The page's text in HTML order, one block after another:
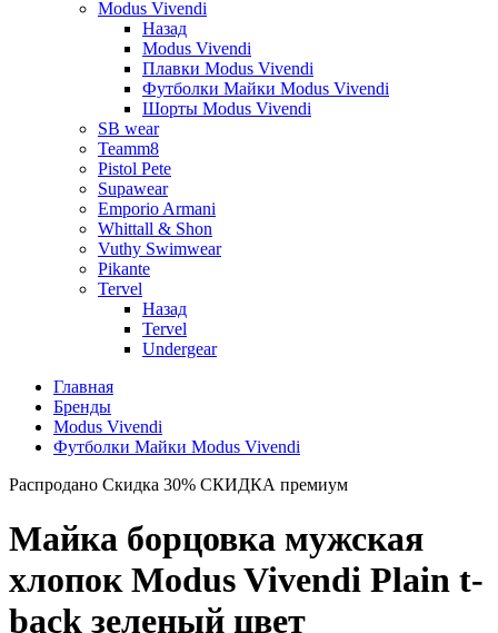
Modus Vivendi
Назад
Modus Vivendi
Плавки Modus Vivendi
Футболки Майки Modus Vivendi
Шорты Modus Vivendi
SB wear
Teamm8
Pistol Pete
Supawear
Emporio Armani
Whittall & Shon
Vuthy Swimwear
Pikante
Tervel
Назад
Tervel
Undergear
Главная
Бренды
Modus Vivendi
Футболки Майки Modus Vivendi
Распродано Скидка 30% СКИДКА премиум
Майка борцовка мужская
хлопок Modus Vivendi Plain t-
back зеленый цвет